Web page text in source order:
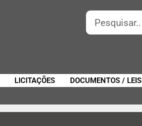
LICITAÇÕES DOCUMENTOS / LEIS